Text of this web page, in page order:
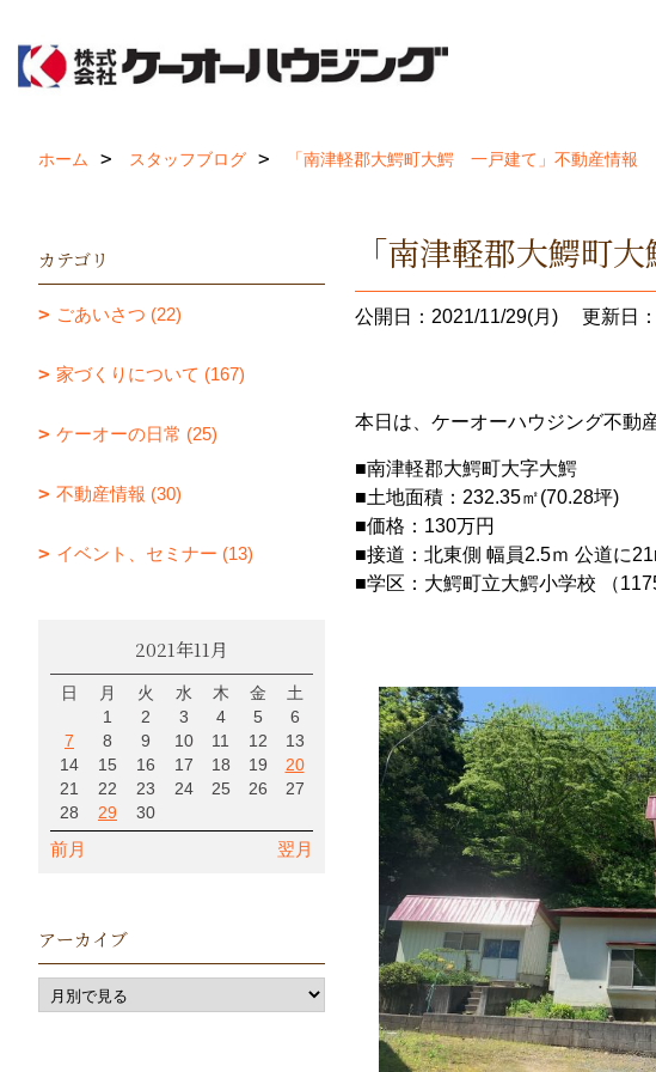
ホーム スタッフブログ 「南津軽郡大鰐町大鰐 一戸建て」不動産情報
「南津軽郡大鰐町
公開日：2021/11/29(月) 更新日
本日は、ケーオーハウジング不
■南津軽郡大鰐町大字大鰐
■土地面積：232.35㎡(70.28坪)
■価格：130万円
■接道：北東側 幅員2.5ｍ 公道に
■学区：大鰐町立大鰐小学校 （
カテゴリ
ごあいさつ (22)
家づくりについて (167)
ケーオーの日常 (25)
不動産情報 (30)
イベント、セミナー (13)
2021年11月
日 月 火 水 木 金
土
1
2 3 4 5
6
7
8 9 10 11 12
13
14
15 16 17 18 19
20
21
22 23 24 25 26
27
28
29 30
前月 翌月
アーカイブ